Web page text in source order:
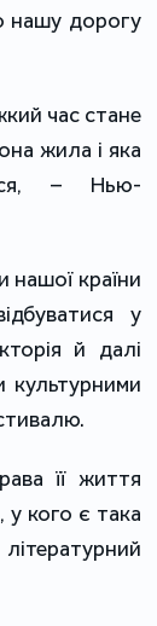
нашу дорогу
час стане
жила і яка
– Нью-
нашої країни
у
й далі
її життя
у кого є така